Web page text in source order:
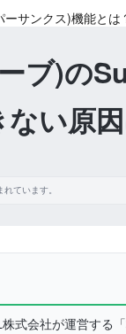
ブ)の
い原
ています。
式会社が運営する